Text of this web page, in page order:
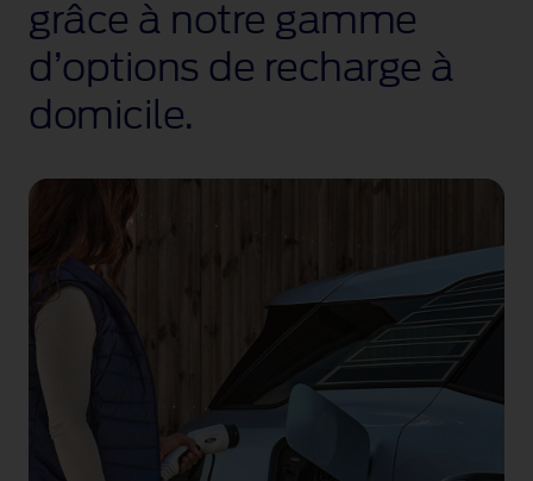
grâce à notre gamme
d’options de recharge à
domicile.